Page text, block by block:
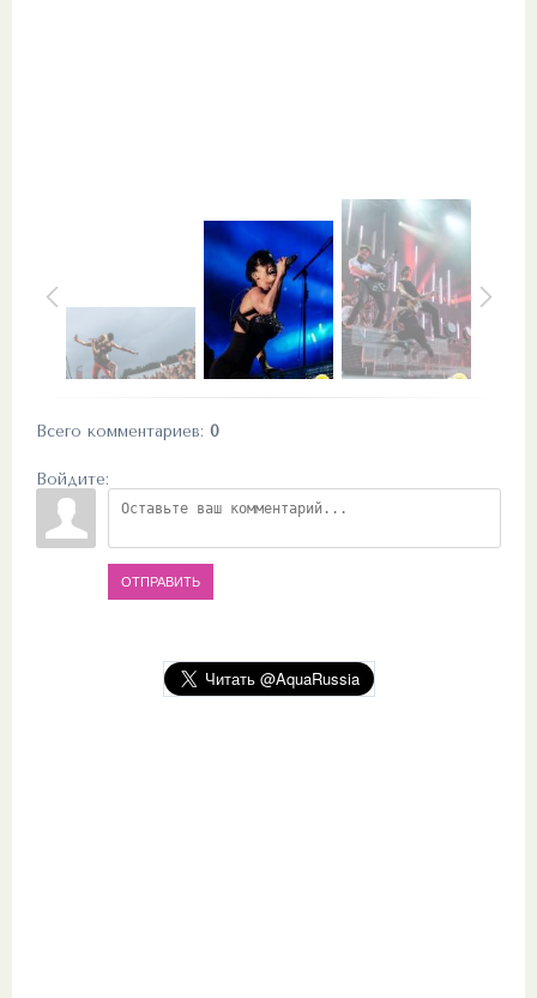
Всего комментариев: 0
Войдите:
ОТПРАВИТЬ